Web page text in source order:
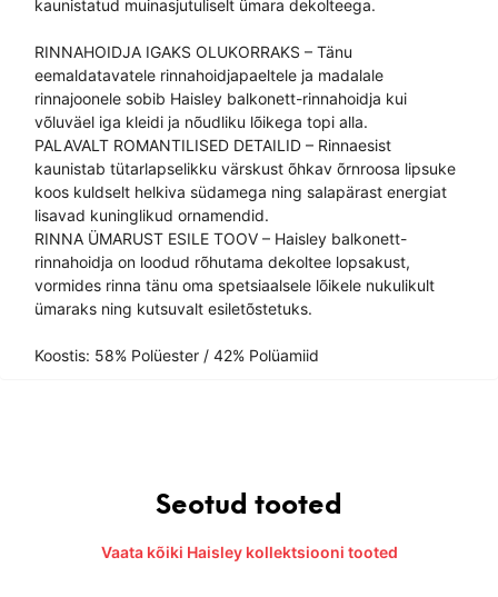
kaunistatud muinasjutuliselt ümara dekolteega.
RINNAHOIDJA IGAKS OLUKORRAKS – Tänu
eemaldatavatele rinnahoidjapaeltele ja madalale
rinnajoonele sobib Haisley balkonett-rinnahoidja kui
võluväel iga kleidi ja nõudliku lõikega topi alla.
PALAVALT ROMANTILISED DETAILID – Rinnaesist
kaunistab tütarlapselikku värskust õhkav õrnroosa lipsuke
koos kuldselt helkiva südamega ning salapärast energiat
lisavad kuninglikud ornamendid.
RINNA ÜMARUST ESILE TOOV – Haisley balkonett-
rinnahoidja on loodud rõhutama dekoltee lopsakust,
vormides rinna tänu oma spetsiaalsele lõikele nukulikult
ümaraks ning kutsuvalt esiletõstetuks.
Koostis: 58% Polüester / 42% Polüamiid
Seotud tooted
Vaata kõiki Haisley kollektsiooni tooted